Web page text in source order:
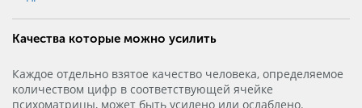
Качества которые можно усилить
Каждое отдельно взятое качество человека, определяемое
количеством цифр в соответствующей ячейке
психоматрицы, может быть усилено или ослаблено.